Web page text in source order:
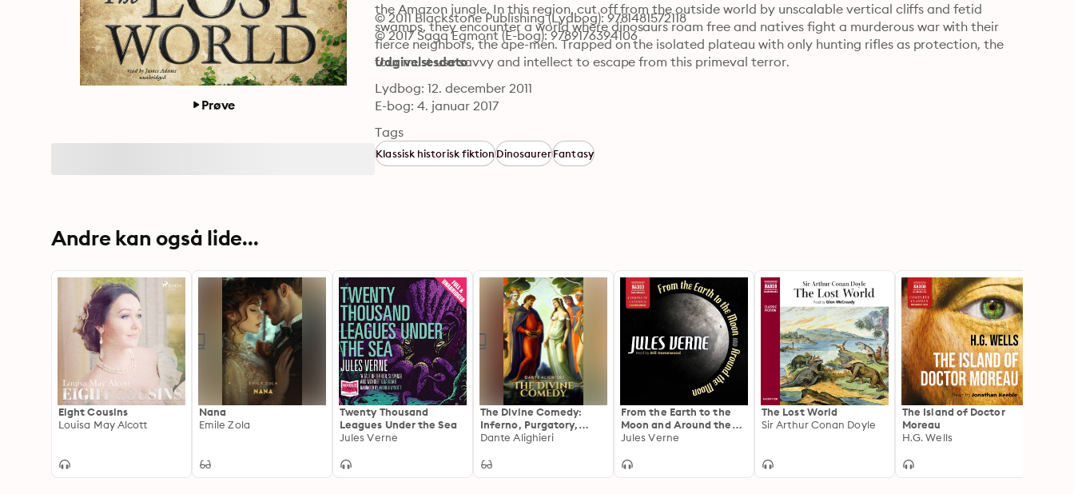
Prøve
the Amazon jungle. In this region, cut off from the outside world by unscalable vertical cliffs and fetid
swamps, they encounter a world where dinosaurs roam free and natives fight a murderous war with their
fierce neighbors, the ape-men. Trapped on the isolated plateau with only hunting rifles as protection, the
four must use savvy and intellect to escape from this primeval terror.
© 2011 Blackstone Publishing (Lydbog): 9781481572118
© 2017 Saga Egmont (E-bog): 9789176394106
Udgivelsesdato
Lydbog: 12. december 2011
E-bog: 4. januar 2017
Tags
Klassisk historisk fiktionDinosaurerFantasy
Andre kan også lide...
Eight Cousins
Louisa May Alcott
Nana
Emile Zola
Twenty Thousand
Leagues Under the Sea
Jules Verne
The Divine Comedy:
Inferno, Purgatory,
Paradise
Dante Alighieri
From the Earth to the
Moon and Around the
Moon
Jules Verne
The Lost World
Sir Arthur Conan Doyle
The Island of Doctor
Moreau
H.G. Wells